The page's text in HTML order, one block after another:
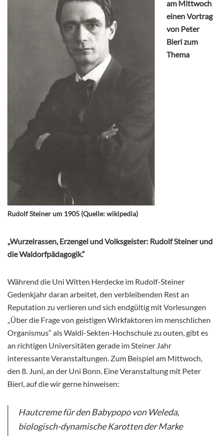
Rudolf Steiner um 1905 (Quelle: wikipedia)
am Mittwoch
einen Vortrag
von Peter
Bierl zum
Thema
„Wurzelrassen, Erzengel und Volksgeister: Rudolf Steiner und
die Waldorfpädagogik.“
Während die Uni Witten Herdecke im Rudolf-Steiner
Gedenkjahr daran arbeitet, den verbleibenden Rest an
Reputation zu verlieren und sich endgültig mit Vorlesungen
„Über die Frage von geistigen Wirkfaktoren im menschlichen
Organismus“ als Waldi-Sekten-Hochschule zu outen, gibt es
an richtigen Universitäten gerade im Steiner Jahr
interessante Veranstaltungen. Zum Beispiel am Mittwoch,
den 8. Juni, an der Uni Bonn. Eine Veranstaltung mit Peter
Bierl, auf die wir gerne hinweisen:
Hautcreme für den Babypopo von Weleda,
biologisch-dynamische Karotten der Marke